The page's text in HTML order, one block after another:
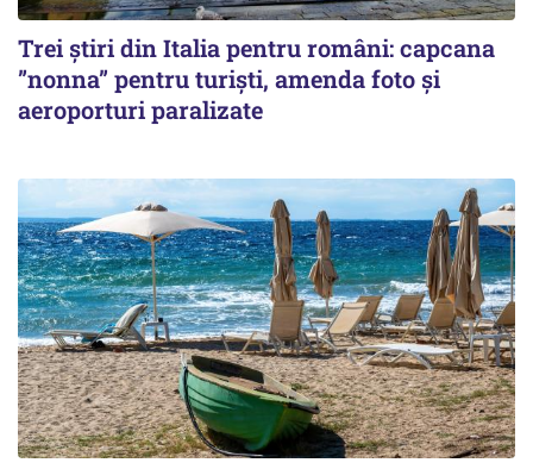
Trei știri din Italia pentru români: capcana
”nonna” pentru turiști, amenda foto și
aeroporturi paralizate